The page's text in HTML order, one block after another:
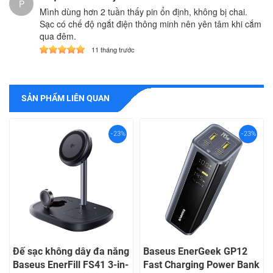
P
Mình dùng hơn 2 tuần thấy pin ổn định, không bị chai.
Sạc có chế độ ngắt điện thông minh nên yên tâm khi cắm
qua đêm.
11 tháng trước
SẢN PHẨM LIÊN QUAN
-23%
Đế sạc không dây đa năng
Baseus EnerFill FS41 3-in-
-23%
Baseus EnerGeek GP12
Fast Charging Power Bank